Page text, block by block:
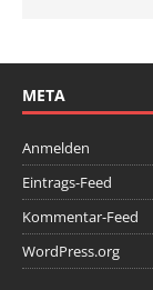
META
Anmelden
Eintrags-Feed
Kommentar-Feed
WordPress.org